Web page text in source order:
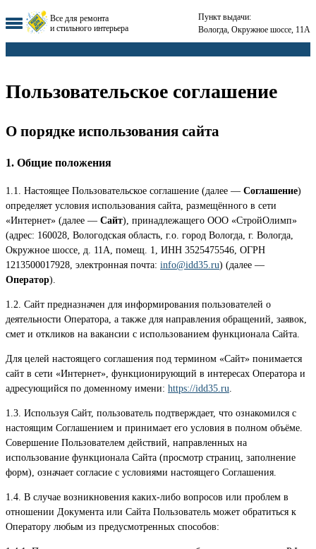
Все для ремонта
и стильного интерьера
Пункт выдачи:
Вологда, Окружное шоссе, 11А
Пользовательское соглашение
О порядке использования сайта
1. Общие положения
1.1. Настоящее Пользовательское соглашение (далее — Соглашение)
определяет условия использования сайта, размещённого в сети
«Интернет» (далее — Сайт), принадлежащего ООО «СтройОлимп»
(адрес: 160028, Вологодская область, г.о. город Вологда, г. Вологда,
Окружное шоссе, д. 11А, помещ. 1, ИНН 3525475546, ОГРН
1213500017928, электронная почта: info@idd35.ru) (далее —
Оператор).
1.2. Сайт предназначен для информирования пользователей о
деятельности Оператора, а также для направления обращений, заявок,
смет и откликов на вакансии с использованием функционала Сайта.
Для целей настоящего соглашения под термином «Сайт» понимается
сайт в сети «Интернет», функционирующий в интересах Оператора и
адресующийся по доменному имени: https://idd35.ru
1.3. Используя Сайт, пользователь подтверждает, что ознакомился с
настоящим Соглашением и принимает его условия в полном объёме.
Совершение Пользователем действий, направленных на
использование функционала Сайта (просмотр страниц, заполнение
форм), означает согласие с условиями настоящего Соглашения.
1.4. В случае возникновения каких-либо вопросов или проблем в
отношении Документа или Сайта Пользователь может обратиться к
Оператору любым из предусмотренных способов: